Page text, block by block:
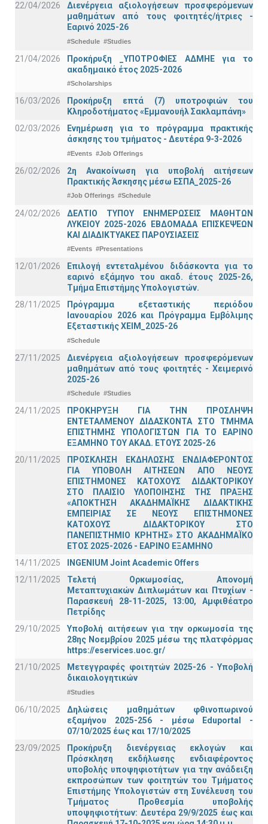
22/04/2026
Διενέργεια αξιολογήσεων προσφερόμενων
μαθημάτων από τους φοιτητές/ήτριες -
Εαρινό 2025-26
#Schedule #Studies
21/04/2026
Προκήρυξη _ΥΠΟΤΡΟΦΙΕΣ ΑΔΜΗΕ για το
ακαδημαικό έτος 2025-2026
#Scholarships
16/03/2026
Προκήρυξη επτά (7) υποτροφιών του
Κληροδοτήματος «Εμμανουήλ Σακλαμπάνη»
02/03/2026
Ενημέρωση για το πρόγραμμα πρακτικής
άσκησης του τμήματος - Δευτέρα 9-3-2026
#Events #Job Offerings
26/02/2026
2η Ανακοίνωση για υποβολή αιτήσεων
Πρακτικής Άσκησης μέσω ΕΣΠΑ_2025-26
#Job Offerings #Schedule
24/02/2026
ΔΕΛΤΙΟ ΤΥΠΟΥ ΕΝΗΜΕΡΩΣΕΙΣ ΜΑΘΗΤΩΝ
ΛΥΚΕΙΟΥ 2025-2026 ΕΒΔΟΜΑΔΑ ΕΠΙΣΚΕΨΕΩΝ
ΚΑΙ ΔΙΑΔΙΚΤΥΑΚΕΣ ΠΑΡΟΥΣΙΑΣΕΙΣ
#Events #Presentations
12/01/2026
Επιλογή εντεταλμένου διδάσκοντα για το
εαρινό εξάμηνο του ακαδ. έτους 2025-26,
Τμήμα Επιστήμης Υπολογιστών.
28/11/2025
Πρόγραμμα εξεταστικής περιόδου
Ιανουαρίου 2026 και Πρόγραμμα Εμβόλιμης
Εξεταστικής ΧΕΙΜ_2025-26
#Schedule
27/11/2025
Διενέργεια αξιολογήσεων προσφερόμενων
μαθημάτων από τους φοιτητές - Χειμερινό
2025-26
#Schedule #Studies
24/11/2025
ΠΡΟΚΗΡΥΞΗ ΓΙΑ ΤΗΝ ΠΡΟΣΛΗΨΗ
ΕΝΤΕΤΑΛΜΕΝΟΥ ΔΙΔΑΣΚΟΝΤΑ ΣΤΟ ΤΜΗΜΑ
ΕΠΙΣΤΗΜΗΣ ΥΠΟΛΟΓΙΣΤΩΝ ΓΙΑ ΤΟ ΕΑΡΙΝΟ
ΕΞΑΜΗΝΟ ΤΟΥ ΑΚΑΔ. ΕΤΟΥΣ 2025-26
20/11/2025
ΠΡΟΣΚΛΗΣΗ ΕΚΔΗΛΩΣΗΣ ΕΝΔΙΑΦΕΡΟΝΤΟΣ
ΓΙΑ ΥΠΟΒΟΛΗ ΑΙΤΗΣΕΩΝ ΑΠΟ ΝΕΟΥΣ
ΕΠΙΣΤΗΜΟΝΕΣ ΚΑΤΟΧΟΥΣ ΔΙΔΑΚΤΟΡΙΚΟΥ
ΣΤΟ ΠΛΑΙΣΙΟ ΥΛΟΠΟΙΗΣΗΣ ΤΗΣ ΠΡΑΞΗΣ
«ΑΠΟΚΤΗΣΗ ΑΚΑΔΗΜΑΪΚΗΣ ΔΙΔΑΚΤΙΚΗΣ
ΕΜΠΕΙΡΙΑΣ ΣΕ ΝΕΟΥΣ ΕΠΙΣΤΗΜΟΝΕΣ
ΚΑΤΟΧΟΥΣ ΔΙΔΑΚΤΟΡΙΚΟΥ ΣΤΟ
ΠΑΝΕΠΙΣΤΗΜΙΟ ΚΡΗΤΗΣ» ΣΤΟ ΑΚΑΔΗΜΑΪΚΟ
ΕΤΟΣ 2025-2026 - ΕΑΡΙΝΟ ΕΞΑΜΗΝΟ
14/11/2025
INGENIUM Joint Academic Offers
12/11/2025
Τελετή Ορκωμοσίας, Απονομή
Μεταπτυχιακών Διπλωμάτων και Πτυχίων -
Παρασκευή 28-11-2025, 13:00, Αμφιθέατρο
Πετρίδης
29/10/2025
Υποβολή αιτήσεων για την ορκωμοσία της
28ης Νοεμβρίου 2025 μέσω της πλατφόρμας
https://eservices.uoc.gr/
21/10/2025
Μετεγγραφές φοιτητών 2025-26 - Υποβολή
δικαιολογητικών
#Studies
06/10/2025
Δηλώσεις μαθημάτων φθινοπωρινού
εξαμήνου 2025-256 - μέσω Εduportal -
07/10/2025 έως και 17/10/2025
23/09/2025
Προκήρυξη διενέργειας εκλογών και
Πρόσκληση εκδήλωσης ενδιαφέροντος
υποβολής υποψηφιοτήτων για την ανάδειξη
εκπροσώπων των φοιτητών του Τμήματος
Επιστήμης Υπολογιστών στη Συνέλευση του
Τμήματος Προθεσμία υποβολής
υποψηφιοτήτων: Δευτέρα 29/9/2025 έως και